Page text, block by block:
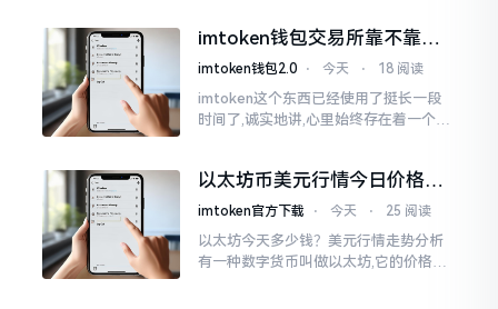
imtoken钱包交易所靠不靠
谱？老玩家说说心里话
imtoken钱包2.0 ⋅ 今天 ⋅ 18 阅读
imtoken这个东西已经使用了挺长一段
时间了,诚实地讲,心里始终存在着一个疙
这个事情
以太坊币美元行情今日价格走
势分析，散户如何避免追涨杀
imtoken官方下载 ⋅ 今天 ⋅ 25 阅读
以太坊今天多少钱？美元行情走势分析
有一种数字货币叫做以太坊,它的价格走